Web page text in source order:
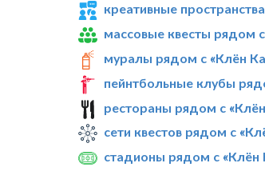
креативные
массовые квесты рядом
муралы рядом с «Клён
пейнтбольные клубы
рестораны рядом с
сети квестов рядом с
стадионы рядом с «Клён